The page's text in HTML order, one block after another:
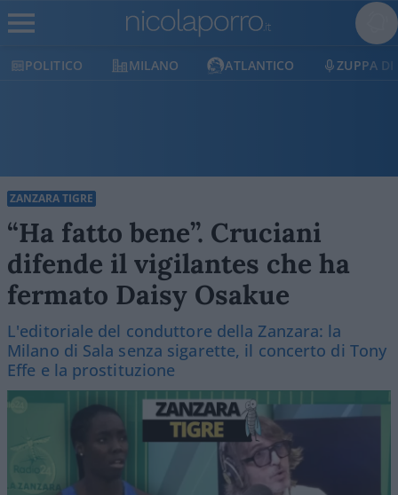
POLITICO MILANO ATLANTICO ZUPPA DI
ZANZARA TIGRE
“Ha fatto bene”. Cruciani
difende il vigilantes che ha
fermato Daisy Osakue
L'editoriale del conduttore della Zanzara: la
Milano di Sala senza sigarette, il concerto di Tony
Effe e la prostituzione